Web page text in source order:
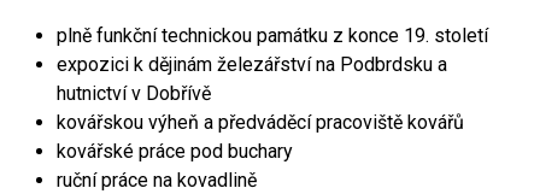
plně funkční technickou památku z konce 19. století
expozici k dějinám železářství na Podbrdsku a
hutnictví v Dobřívě
kovářskou výheň a předváděcí pracoviště kovářů
kovářské práce pod buchary
ruční práce na kovadlině